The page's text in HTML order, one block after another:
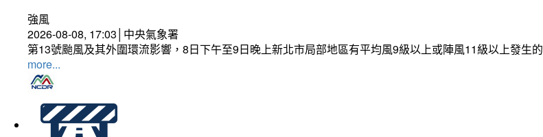
強風
2026-08-08, 17:03│中央氣象署
第13號颱風及其外圍環流影響，8日下午至9日晚上新北市局部地區有平均風9級以上或陣風11級以上發生
more...